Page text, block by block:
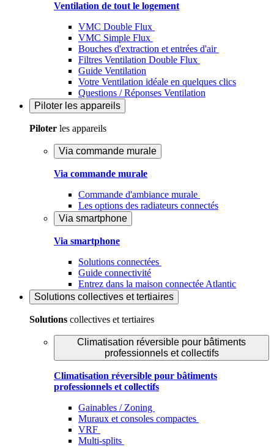
Ventilation de tout le logement
VMC Double Flux
VMC Simple Flux
Bouches d'extraction et entrées d'air
Filtres Ventilation Double Flux
Guide Ventilation
Votre Ventilation idéale en quelques clics
Questions / Réponses Ventilation
Piloter les appareils
Piloter les appareils
Via commande murale
Via commande murale
Commande d'ambiance murale
Les options des radiateurs connectés
Via smartphone
Via smartphone
Solutions connectées
Guide connectivité
Entrez dans la maison connectée Atlantic
Solutions collectives et tertiaires
Solutions collectives et tertiaires
Climatisation réversible pour bâtiments
professionnels et collectifs
Climatisation réversible pour bâtiments
professionnels et collectifs
Gainables / Zoning
Muraux et consoles compactes
VRF
Multi-splits